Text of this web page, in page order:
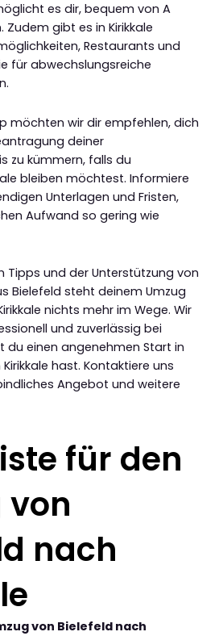
es dir, bequem von A
Zudem gibt es in Kirikkale
Restaurants und
für abwechslungsreiche
möchten wir dir empfehlen, dich
deiner
zu kümmern, falls du
bleiben möchtest. Informiere
Unterlagen und Fristen,
Aufwand so gering wie
Tipps und der Unterstützung von
Bielefeld steht deinem Umzug
nichts mehr im Wege. Wir
und zuverlässig bei
du einen angenehmen Start in
hast. Kontaktiere uns
Angebot und weitere
für den
von
nach
von Bielefeld nach